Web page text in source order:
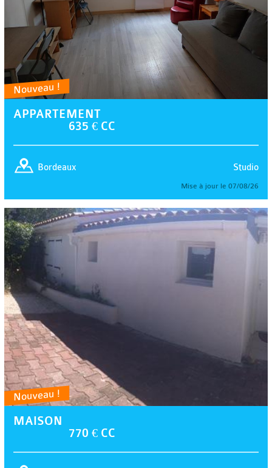
Nouveau !
APPARTEMENT
635 € CC
Studio
Bordeaux
Mise à jour le 07/08/26
Nouveau !
MAISON
770 € CC